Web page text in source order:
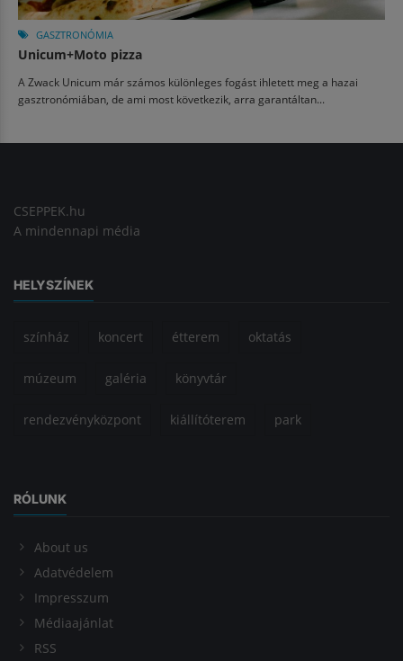
GASZTRONÓMIA
Unicum+Moto pizza
A Zwack Unicum már számos különleges fogást ihletett meg a hazai
gasztronómiában, de ami most következik, arra garantáltan...
CSEPPEK.hu
A mindennapi média
HELYSZÍNEK
színház koncert étterem oktatás
múzeum galéria könyvtár
rendezvényközpont kiállítóterem park
RÓLUNK
About us
Adatvédelem
Impresszum
Médiaajánlat
RSS